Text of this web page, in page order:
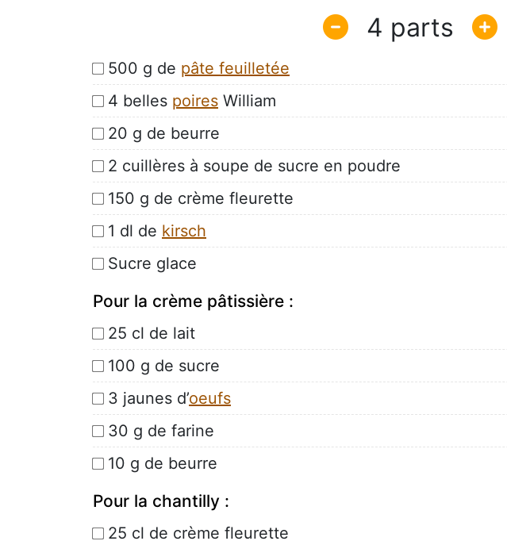
4
500 g de pâte feuilletée
4 belles poires William
20 g de beurre
2 cuillères à soupe de sucre en poudre
150 g de crème fleurette
1 dl de kirsch
Sucre glace
Pour la crème pâtissière :
25 cl de lait
100 g de sucre
3 jaunes d’oeufs
30 g de farine
10 g de beurre
Pour la chantilly :
25 cl de crème fleurette